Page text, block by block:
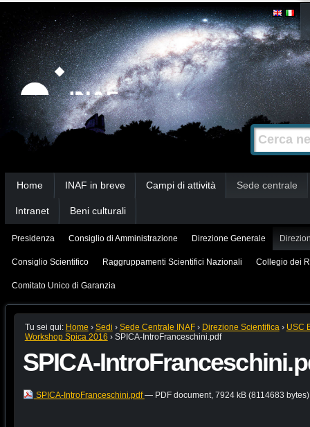
Strumenti
personali
Salta
contenuti.
|
Salta
alla
navigazione
Cerca nel
Ricerca
avanzata…
Home INAF in breve Campi di attività Sede centrale
Intranet Beni culturali
Presidenza Consiglio di Amministrazione Direzione Generale
Consiglio Scientifico Raggruppamenti Scientifici Nazionali Collegio dei
Comitato Unico di Garanzia
Tu sei qui: Home › Sedi › Sede Centrale INAF › Direzione Scientifica › USC
Workshop Spica 2016 › SPICA-IntroFranceschini.pdf
SPICA-
SPICA-IntroFranceschini.pdf— PDF document, 7924 kB (8114683 bytes)